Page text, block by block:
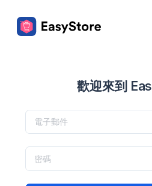
歡迎來到